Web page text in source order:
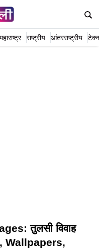
महाराष्ट्र राष्ट्रीय आंतरराष्ट्रीय
तुलसी विवाह
Wallpapers,